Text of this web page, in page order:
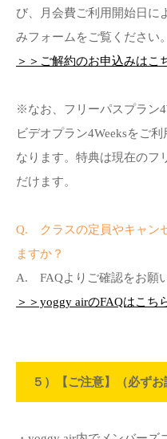
び、月会費ご利用開始日に
みフォームをご覧ください。
＞＞ご解約のお申込みはこ
※なお、フリーパスプラン
ビデオプラン4Weeksをご
なります。特典は現在のフ
だけます。
Q. クラスの定員やキャン
ますか？
A. FAQよりご確認をお願
＞＞yoggy airのFAQはこち
５）【ご注意】（必ずお